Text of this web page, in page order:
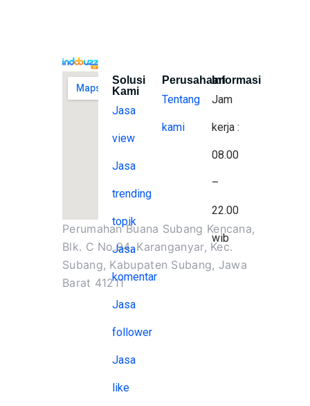
Perumahan Buana Subang Kencana,
Blk. C No.94, Karanganyar, Kec.
Subang, Kabupaten Subang, Jawa
Barat 41211
Solusi
Kami
Jasa
view
Jasa
trending
topik
Jasa
komentar
Jasa
follower
Jasa
like
Perusahaan
Tentang
kami
Informasi
Jam
kerja :
08.00
–
22.00
wib